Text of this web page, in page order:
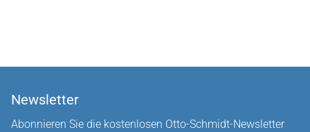
Newsletter
Abonnieren Sie die kostenlosen Otto-Schmidt-Newsletter